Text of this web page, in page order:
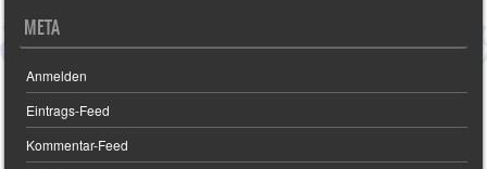
META
Anmelden
Eintrags-Feed
Kommentar-Feed